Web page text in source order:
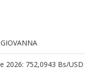
2026: 752,0943 Bs/USD